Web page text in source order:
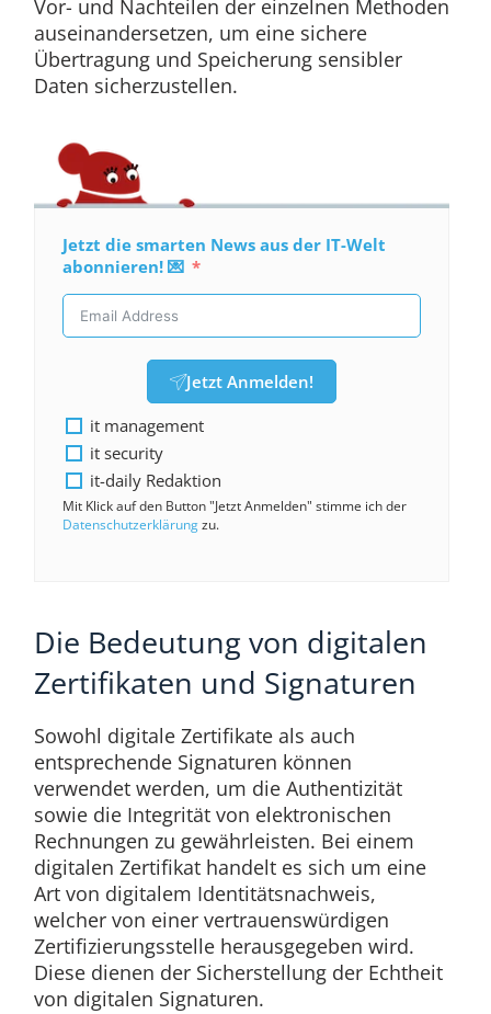
Vor- und Nachteilen der einzelnen Methoden
auseinandersetzen, um eine sichere
Übertragung und Speicherung sensibler
Daten sicherzustellen.
Jetzt die smarten News aus der IT-Welt
abonnieren! 💌
Jetzt Anmelden!
it management
it security
it-daily Redaktion
Mit Klick auf den Button "Jetzt Anmelden" stimme ich der
Datenschutzerklärungzu.
Die Bedeutung von digitalen
Zertifikaten und Signaturen
Sowohl digitale Zertifikate als auch
entsprechende Signaturen können
verwendet werden, um die Authentizität
sowie die Integrität von elektronischen
Rechnungen zu gewährleisten. Bei einem
digitalen Zertifikat handelt es sich um eine
Art von digitalem Identitätsnachweis,
welcher von einer vertrauenswürdigen
Zertifizierungsstelle herausgegeben wird.
Diese dienen der Sicherstellung der Echtheit
von digitalen Signaturen.